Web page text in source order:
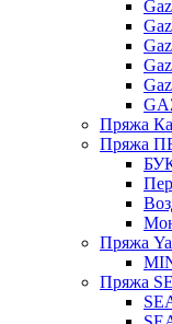
Пряжа
Пряжа
Пряжа
Пряжа